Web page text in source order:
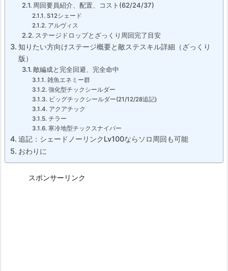
周回要員紹介、配置、コスト(62/24/37)
S12シェード
アルヴィス
ステージドロップとざっくり周回完了目安
知りたい方向けステージ概要と敵ステスキル詳細（ざっくり
版）
敵編成と完全回避、完全命中
雑魚エネミー群
強化型チックシールダー
ビッグチックシールダー(21/12/28追記)
アクアチック
チラー
寒冷地型チックスナイパー
追記：シェードノーリンクLv100ならソロ周回も可能
おわりに
スポンサーリンク